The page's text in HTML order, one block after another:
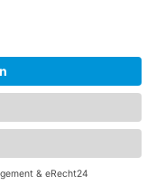
Kinderärzten in
Öffnungszeiten
von
Weise können
für die